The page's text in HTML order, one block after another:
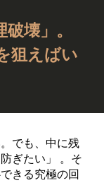
壊」。
狙えばい
でも、中に残
ぎたい」 。そ
きる究極の回